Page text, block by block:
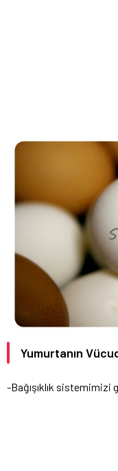
Yumurtanın
-Bağışıklık sistemimizi